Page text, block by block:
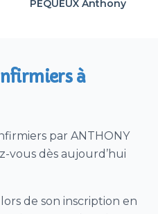
fils ou points de suture
sur déclenchement
PEQUEUX Anthony
à
par ANTHONY
vous dès aujourd’hui
de son inscription en